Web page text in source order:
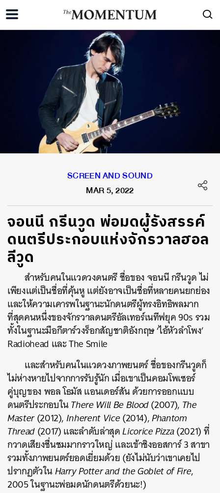
SCREEN AND SOUND
MAR 5, 2022
จอนนี กรีนวูด พ่อมดผู้รังสรรค์
ดนตรีประกอบแห่งจักรวาลฮอล
ลีวูด
สำหรับคนในแวดวงดนตรี ชื่อของ จอนนี กรีนวูด ไม่
เพียงแต่เป็นชื่อที่คุ้นหู แต่ยังอาจเป็นชื่อที่หลายคนยกย่อง
และให้ความเคารพในฐานะนักดนตรีผู้ทรงอิทธิพลมาก
ที่สุดคนหนึ่งของจักรวาลดนตรีอัลเทอร์เนทีฟยุค 90s รวม
ทั้งในฐานะมือกีตาร์วงร็อกสัญชาติอังกฤษ ‘ไอ้หัวลำโพง’
Radiohead และ The Smile
และสำหรับคนในแวดวงภาพยนตร์ ชื่อของกรีนวูดก็
ไม่ห่างหายไปจากการรับรู้นัก เมื่อเขาเป็นคอมโพเซอร์
คู่บุญของ พอล โธมัส แอนเดอร์สัน ด้วยการออกแบบ
ดนตรีประกอบในThere Will Be Blood(2007), The
Master(2012), Inherent Vice(2014),Phantom
Thread(2017) และลำดับล่าสุดLicorice Pizza(2021) ที่
กวาดเสียงชื่นชมมากราวใหญ่ และเข้าชิงออสการ์ 3 สาขา
รวมทั้งภาพยนตร์ยอดเยี่ยมด้วย (ยังไม่นับว่าเขาเคยไป
ปรากฏตัวในHarry Potter and the Goblet of Fire,
2005 ในฐานะพ่อมดนักดนตรีด้วยนะ!)